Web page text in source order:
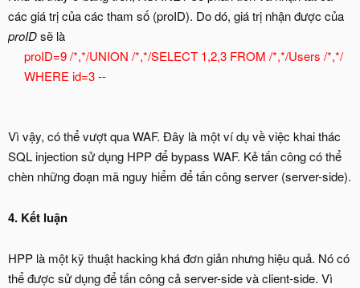
các giá trị của các tham số (proID). Do dó, giá trị nhận được của
proIDsẽ là
proID=9 /*,*/UNION /*,*/SELECT 1,2,3 FROM /*,*/Users /*,*/
WHERE id=3 --
Vì vậy, có thể vượt qua WAF. Đây là một ví dụ về việc khai thác
SQL injection sử dụng HPP để bypass WAF. Kẻ tấn công có thể
chèn những đoạn mã nguy hiểm để tấn công server (server-side).
4. Kết luận
HPP là một kỹ thuật hacking khá đơn giản nhưng hiệu quả. Nó có
thể được sử dụng để tấn công cả server-side và client-side. Vì